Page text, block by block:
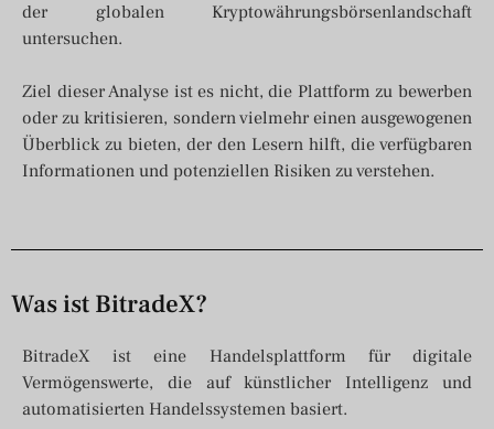
der globalen Kryptowährungsbörsenlandschaft
untersuchen.
Ziel dieser Analyse ist es nicht, die Plattform zu bewerben
oder zu kritisieren, sondern vielmehr einen ausgewogenen
Überblick zu bieten, der den Lesern hilft, die verfügbaren
Informationen und potenziellen Risiken zu verstehen.
Was ist BitradeX?
BitradeX ist eine Handelsplattform für digitale
Vermögenswerte, die auf künstlicher Intelligenz und
automatisierten Handelssystemen basiert.